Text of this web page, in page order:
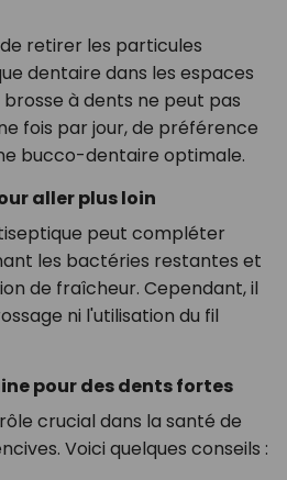
retirer les particules
dentaire dans les espaces
à dents ne peut pas
fois par jour, de préférence
bucco-dentaire optimale.
aller plus loin
peut compléter
les bactéries restantes et
de fraîcheur. Cependant, il
ni l'utilisation du fil
pour des dents fortes
crucial dans la santé de
Voici quelques conseils :